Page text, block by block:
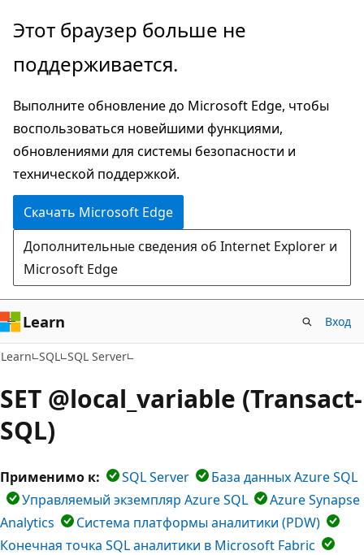
Пропустить
перейти
основному
содержимому
Этот браузер больше не
поддерживается.
Выполните обновление до Microsoft Edge, чтобы
воспользоваться новейшими функциями,
обновлениями для системы безопасности и
технической поддержкой.
Скачать Microsoft Edge
Дополнительные сведения об Internet Explorer и
Microsoft Edge
Learn Вход
Learn SQL SQL Server
SET @local_variable (Transact-
SQL)
Применимо к: SQL Server
База данных Azure SQL
Управляемый экземпляр Azure SQL
Azure Synapse
Analytics
Система платформы аналитики (PDW)
Конечная точка SQL аналитики в Microsoft Fabric